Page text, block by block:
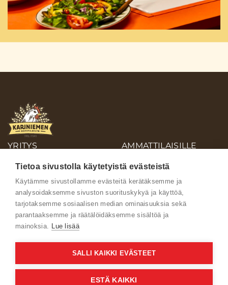
YRITYS
AMMATTILAISILLE
AINEISTOPANKKI
Ota yhteyttä
Käyttöehdot
Tietoa sivustolla käytetyistä evästeistä
Käytämme sivustollamme evästeitä kerätäksemme ja
analysoidaksemme sivuston suorituskykyä ja käyttöä,
tarjotaksemme sosiaalisen median ominaisuuksia sekä
parantaaksemme ja räätälöidäksemme sisältöä ja
mainoksia. Lue lisää
SALLI KAIKKI EVÄSTEET
ESTÄ KAIKKI